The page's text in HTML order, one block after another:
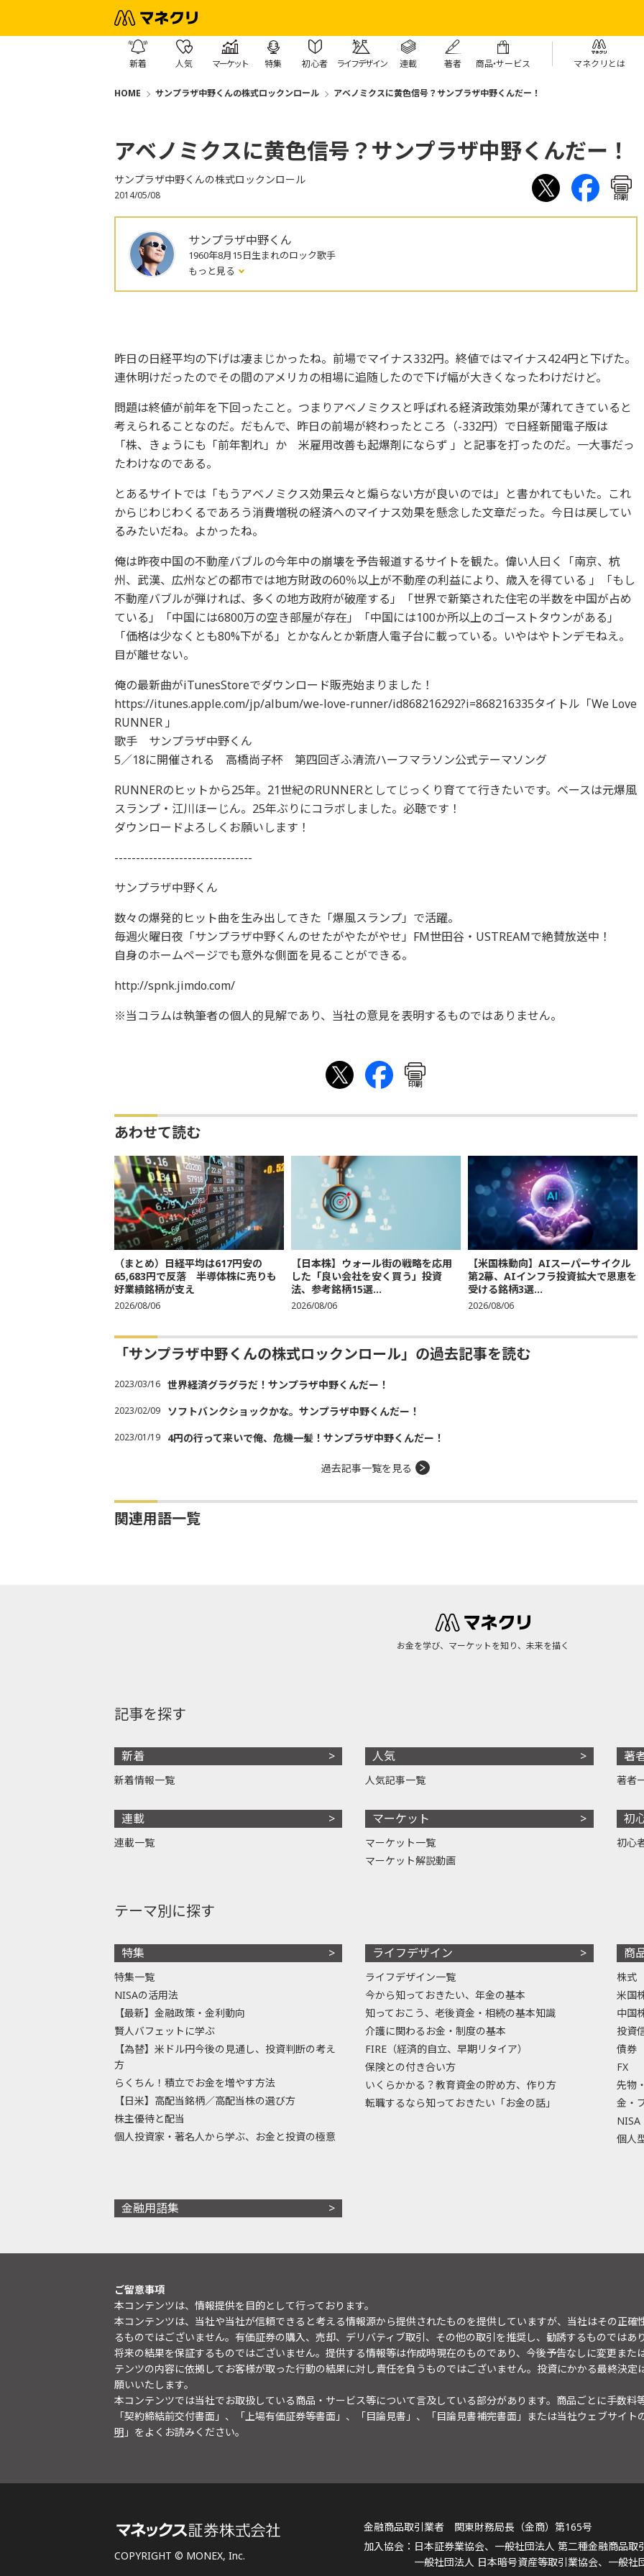
新着 人気 マーケット 特集 初心者 ライフデザイン 連載 著者 商品・サービス マネクリとは
HOME サンプラザ中野くんの株式ロックンロール アベノミクスに黄色信号？サンプラザ中野くんだー！
アベノミクスに黄色信号？サンプラザ中野くんだー！
サンプラザ中野くんの株式ロックンロール
2014/05/08 印刷
サンプラザ中野くん
1960年8月15日生まれのロック歌手
もっと見る
昨日の日経平均の下げは凄まじかったね。前場でマイナス332円。終値ではマイナス424円と下げた。
連休明けだったのでその間のアメリカの相場に追随したので下げ幅が大きくなったわけだけど。
問題は終値が前年を下回ったこと。つまりアベノミクスと呼ばれる経済政策効果が薄れてきていると
考えられることなのだ。だもんで、昨日の前場が終わったところ（-332円）で日経新聞電子版は
「株、きょうにも「前年割れ」か 米雇用改善も起爆剤にならず 」と記事を打ったのだ。一大事だっ
たわけなのである。
とあるサイトでは「もうアベノミクス効果云々と煽らない方が良いのでは」と書かれてもいた。これ
からじわじわくるであろう消費増税の経済へのマイナス効果を懸念した文章だった。今日は戻してい
るみたいだね。よかったね。
俺は昨夜中国の不動産バブルの今年中の崩壊を予告報道するサイトを観た。偉い人曰く「南京、杭
州、武漢、広州などの都市では地方財政の60％以上が不動産の利益により、歳入を得ている 」「もし
不動産バブルが弾ければ、多くの地方政府が破産する」「世界で新築された住宅の半数を中国が占め
ている」「中国には6800万の空き部屋が存在」「中国には100か所以上のゴーストタウンがある」
「価格は少なくとも80%下がる」とかなんとか新唐人電子台に載っている。いやはやトンデモねえ。
目が離せない。
俺の最新曲がiTunesStoreでダウンロード販売始まりました！
https://itunes.apple.com/jp/album/we-love-runner/id868216292?i=868216335タイトル「We Love
RUNNER 」
歌手 サンプラザ中野くん
5／18に開催される 高橋尚子杯 第四回ぎふ清流ハーフマラソン公式テーマソング
RUNNERのヒットから25年。21世紀のRUNNERとしてじっくり育てて行きたいです。ベースは元爆風
スランプ・江川ほーじん。25年ぶりにコラボしました。必聴です！
ダウンロードよろしくお願いします！
--------------------------------
サンプラザ中野くん
数々の爆発的ヒット曲を生み出してきた「爆風スランプ」で活躍。
毎週火曜日夜「サンプラザ中野くんのせたがやたがやせ」FM世田谷・USTREAMで絶賛放送中！
自身のホームページでも意外な側面を見ることができる。
http://spnk.jimdo.com/
※当コラムは執筆者の個人的見解であり、当社の意見を表明するものではありません。
印刷
あわせて読む
（まとめ）日経平均は617円安の
65,683円で反落 半導体株に売りも
好業績銘柄が支え
2026/08/06
【日本株】ウォール街の戦略を応用
した「良い会社を安く買う」投資
法、参考銘柄15選...
2026/08/06
【米国株動向】AIスーパーサイクル
第2幕、AIインフラ投資拡大で恩恵を
受ける銘柄3選...
2026/08/06
「サンプラザ中野くんの株式ロックンロール」の過去記事を読む
2023/03/16 世界経済グラグラだ！サンプラザ中野くんだー！
2023/02/09 ソフトバンクショックかな。サンプラザ中野くんだー！
2023/01/19 4円の行って来いで俺、危機一髪！サンプラザ中野くんだー！
過去記事一覧を見る
関連用語一覧
お金を学び、マーケットを知り、未来を描く
記事を探す
新着
新着情報一覧
連載
連載一覧
人気
人気記事一覧
マーケット
マーケット一覧
マーケット解説動画
著
著者
初
初心
テーマ別に探す
特集
特集一覧
NISAの活用法
【最新】金融政策・金利動向
賢人バフェットに学ぶ
【為替】米ドル円今後の見通し、投資判断の考え
方
らくちん！積立でお金を増やす方法
【日米】高配当銘柄／高配当株の選び方
株主優待と配当
個人投資家・著名人から学ぶ、お金と投資の極意
ライフデザイン
ライフデザイン一覧
今から知っておきたい、年金の基本
知っておこう、老後資金・相続の基本知識
介護に関わるお金・制度の基本
FIRE（経済的自立、早期リタイア）
保険との付き合い方
いくらかかる？教育資金の貯め方、作り方
転職するなら知っておきたい「お金の話」
商
株式
米国
中国
投資
債券
FX
先物
金・
NISA
個人
金融用語集
ご留意事項
本コンテンツは、情報提供を目的として行っております。
本コンテンツは、当社や当社が信頼できると考える情報源から提供されたものを提供していますが、当社はその正
るものではございません。有価証券の購入、売却、デリバティブ取引、その他の取引を推奨し、勧誘するものではあ
将来の結果を保証するものではございません。提供する情報等は作成時現在のものであり、今後予告なしに変更また
テンツの内容に依拠してお客様が取った行動の結果に対し責任を負うものではございません。投資にかかる最終決
願いいたします。
本コンテンツでは当社でお取扱している商品・サービス等について言及している部分があります。商品ごとに手数料
「契約締結前交付書面」、「上場有価証券等書面」、「目論見書」、「目論見書補完書面」または当社ウェブサイト
明 」をよくお読みください。
COPYRIGHT © MONEX, Inc.
金融商品取引業者 関東財務局長（金商）第165号
日本証券業協会、一般社団法人 第二種金融商品取
一般社団法人 日本暗号資産等取引業協会、一般社